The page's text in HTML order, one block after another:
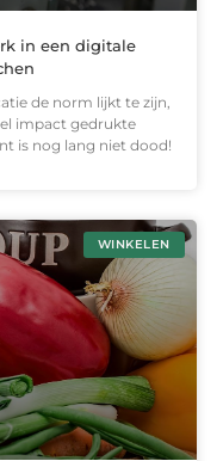
in een digitale
de norm lijkt te zijn,
impact gedrukte
is nog lang niet dood!
WINKELEN